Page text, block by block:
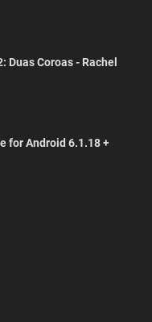
Duas Coroas - Rachel
for Android 6.1.18 +